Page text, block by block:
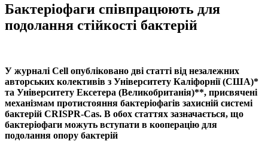
Бактеріофаги співпрацюють для
подолання стійкості бактерій
У журналі Cell опубліковано дві статті від незалежних
авторських колективів з Університету Каліфорнії (США)*
та Університету Ексетера (Великобританія)**, присвячені
механізмам протистояння бактеріофагів захисній системі
бактерій CRISPR-Cas. В обох статтях зазначається, що
бактеріофаги можуть вступати в кооперацію для
подолання опору бактерій